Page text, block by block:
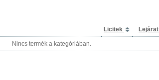
Licitek Lejárat
Nincs termék a kategóriában.